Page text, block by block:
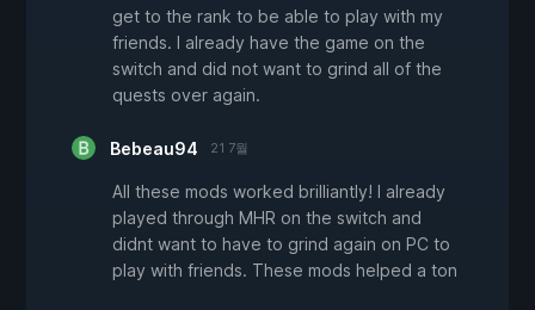
get to the rank to be able to play with my
friends. I already have the game on the
switch and did not want to grind all of the
quests over again.
Bebeau94 21 7월
All these mods worked brilliantly! I already
played through MHR on the switch and
didnt want to have to grind again on PC to
play with friends. These mods helped a ton